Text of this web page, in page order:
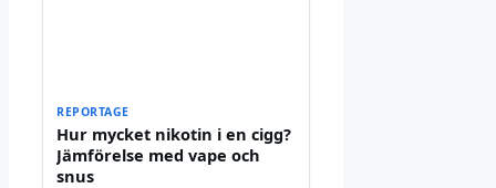
REPORTAGE
Hur mycket nikotin i en cigg?
Jämförelse med vape och
snus